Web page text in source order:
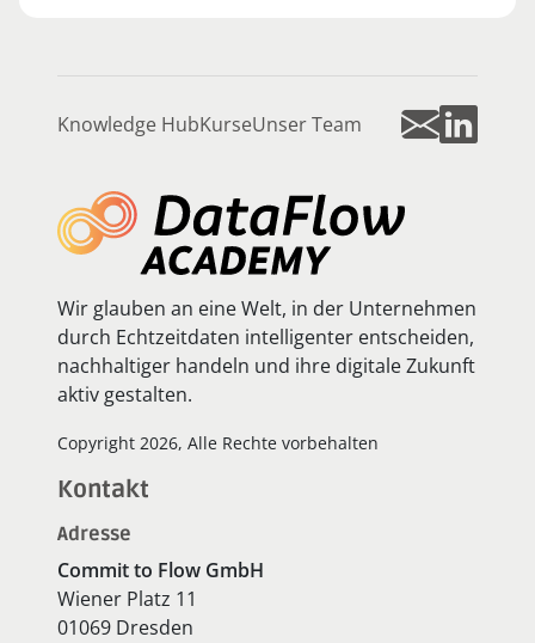
Knowledge HubKurseUnser Team
Wir glauben an eine Welt, in der Unternehmen
durch Echtzeitdaten intelligenter entscheiden,
nachhaltiger handeln und ihre digitale Zukunft
aktiv gestalten.
Copyright 2026, Alle Rechte vorbehalten
Kontakt
Adresse
Commit to Flow GmbH
Wiener Platz 11
01069 Dresden